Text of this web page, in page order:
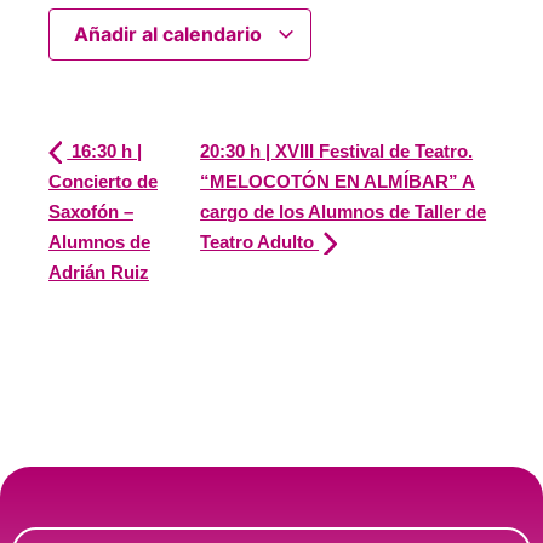
Añadir al calendario
16:30 h |
Concierto de
Saxofón –
Alumnos de
Adrián Ruiz
20:30 h | XVIII Festival de Teatro.
“MELOCOTÓN EN ALMÍBAR” A
cargo de los Alumnos de Taller de
Teatro Adulto